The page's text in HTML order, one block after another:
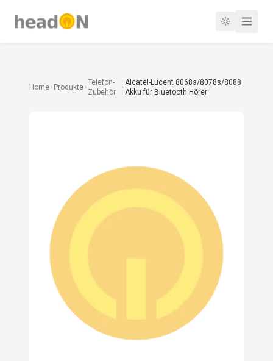
Home Produkte
Telefon-
Zubehör
Alcatel-Lucent 8068s/8078s/8088
Akku für Bluetooth Hörer